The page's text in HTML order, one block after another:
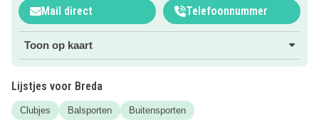
Mail direct
Telefoonnummer
Toon op kaart
Lijstjes voor Breda
Clubjes Balsporten Buitensporten